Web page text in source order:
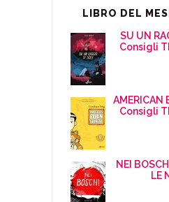
LIBRO DEL
SU UN
Consigli
AMERICAN
Consigli
NEI
LE